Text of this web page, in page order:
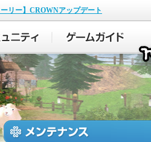
ーリー】CROWNアップデート